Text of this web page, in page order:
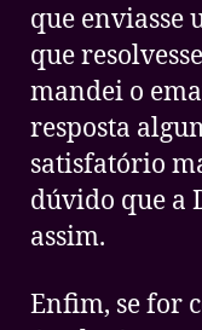
que enviasse
que
mandei o
resposta
satisfatório
dúvido que a
assim.
Enfim, se for